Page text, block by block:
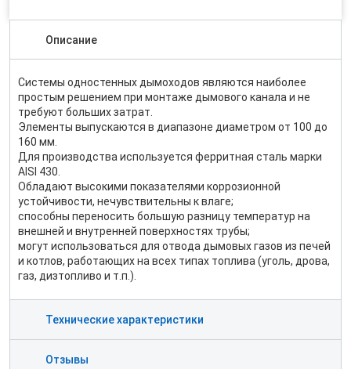
Описание
Системы одностенных дымоходов являются наиболее
простым решением при монтаже дымового канала и не
требуют больших затрат.
Элементы выпускаются в диапазоне диаметром от 100 до
160 мм.
Для производства используется ферритная сталь марки
AISI 430.
Обладают высокими показателями коррозионной
устойчивости, нечувствительны к влаге;
способны переносить большую разницу температур на
внешней и внутренней поверхностях трубы;
могут использоваться для отвода дымовых газов из печей
и котлов, работающих на всех типах топлива (уголь, дрова,
газ, дизтопливо и т.п.).
Технические характеристики
Отзывы